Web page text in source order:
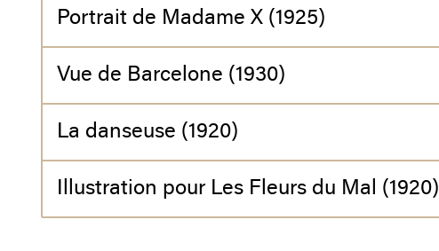
Portrait de Madame X (1925)
Vue de Barcelone (1930)
La danseuse (1920)
Illustration pour Les Fleurs du Mal (1920)